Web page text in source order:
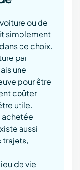
ou de
simplement
ce choix.
par
une
pour être
coûter
utile.
achetée
aussi
trajets,
de vie